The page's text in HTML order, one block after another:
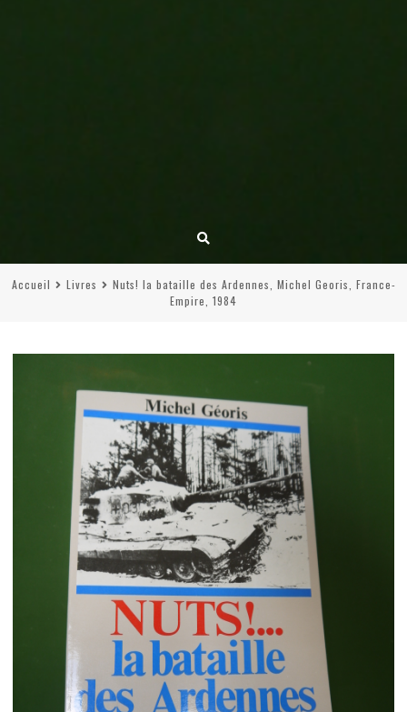
Accueil Livres
Nuts! la bataille des Ardennes, Michel Georis, France-
Empire, 1984